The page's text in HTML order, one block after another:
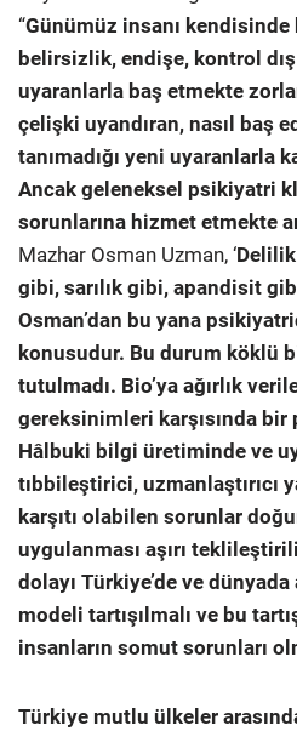
“Günümüz insanı kendisinde
belirsizlik, endişe, kontrol
uyaranlarla baş etmekte
çelişki uyandıran, nasıl baş
tanımadığı yeni uyaranlarla
Ancak geleneksel psikiyatri
sorunlarına hizmet etmekte
Mazhar Osman Uzman, ‘
gibi, sarılık gibi, apandisit
Osman’dan bu yana
konusudur. Bu durum köklü
tutulmadı. Bio’ya ağırlık
gereksinimleri karşısında
Hâlbuki bilgi üretiminde ve
tıbbileştirici, uzmanlaştırıcı
karşıtı olabilen sorunlar
uygulanması aşırı
dolayı Türkiye’de ve
modeli tartışılmalı ve bu
insanların somut sorunları
Türkiye mutlu ülkeler